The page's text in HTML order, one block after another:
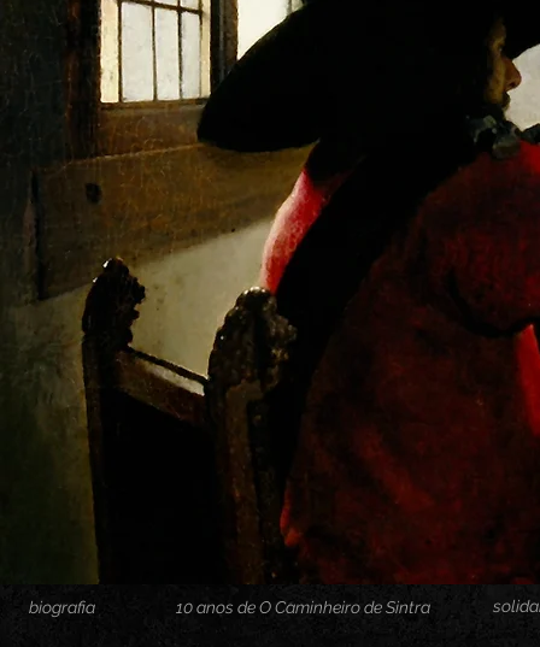
biografia 10 anos de O Caminheiro de Sintra